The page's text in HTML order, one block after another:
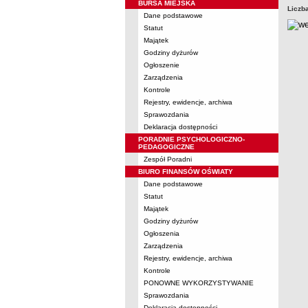
BURSA MIEJSKA
Dane podstawowe
Statut
Majątek
Godziny dyżurów
Ogłoszenie
Zarządzenia
Kontrole
Rejestry, ewidencje, archiwa
Sprawozdania
Deklaracja dostępności
PORADNIE PSYCHOLOGICZNO-
PEDAGOGICZNE
Zespół Poradni
BIURO FINANSÓW OŚWIATY
Dane podstawowe
Statut
Majątek
Godziny dyżurów
Ogłoszenia
Zarządzenia
Rejestry, ewidencje, archiwa
Kontrole
PONOWNE WYKORZYSTYWANIE
Sprawozdania